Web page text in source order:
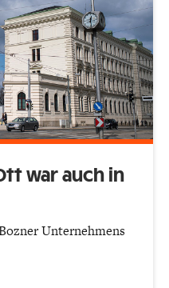
war auch in
Unternehmens